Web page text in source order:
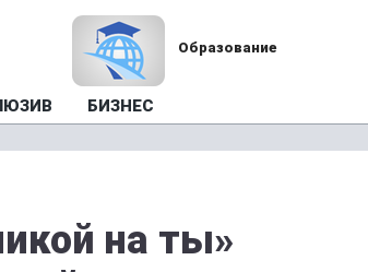
Образование
БИЗНЕС
на ты»